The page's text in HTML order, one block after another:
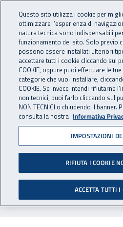
INAIL -
Navigazione
Navigazione - Ti trovi in:
Home Inail comunica Avvisi
Dr Toscana:
uffici di
festività del
Nella giornata del 24
chiusi gli uffici della sede
festività del Santo
Questo sito utilizza i cookie per
ottimizzare l’esperienza di
natura tecnica sono indispensabili
funzionamento del sito. Solo previo
possono essere installati ulteriori
accettare tutti i cookie cliccando sul
COOKIE, oppure puoi effettuare le
categorie che vuoi installare,
COOKIE. Se invece intendi rifiutarne
non tecnici, puoi farlo cliccando sul
NON TECNICI o chiudendo il banner.
consulta la nostra Informativa
IMPOSTAZIONI
RIFIUTA I COOKIE
ACCETTA TUTTI I